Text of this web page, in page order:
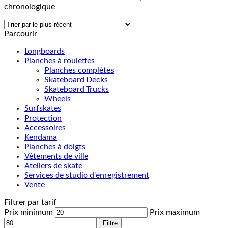
chronologique
Parcourir
Longboards
Planches à roulettes
Planches complètes
Skateboard Decks
Skateboard Trucks
Wheels
Surfskates
Protection
Accessoires
Kendama
Planches à doigts
Vêtements de ville
Ateliers de skate
Services de studio d'enregistrement
Vente
Filtrer par tarif
Prix minimum
Prix maximum
Filtre